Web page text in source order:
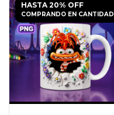
HASTA 20% OFF
COMPRANDO EN CANTIDAD